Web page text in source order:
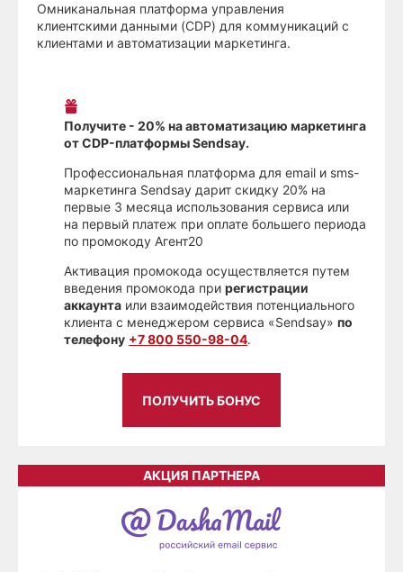
Омниканальная платформа управления
клиентскими данными (CDP) для коммуникаций с
клиентами и автоматизации маркетинга.
Получите - 20% на автоматизацию маркетинга
от CDP-платформы Sendsay.
Профессиональная платформа для email и sms-
маркетинга Sendsay дарит скидку 20% на
первые 3 месяца использования сервиса или
на первый платеж при оплате большего периода
по промокоду Агент20
Активация промокода осуществляется путем
введения промокода при регистрации
аккаунта или взаимодействия потенциального
клиента с менеджером сервиса «Sendsay» по
телефону +7 800 550-98-04.
ПОЛУЧИТЬ БОНУС
АКЦИЯ ПАРТНЕРА